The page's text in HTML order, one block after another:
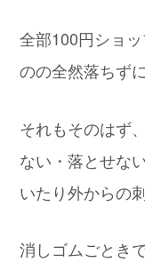
全部100円ショ
のの全然落ちず
それもそのはず
ない・落とせな
いたり外からの
消しゴムごとき